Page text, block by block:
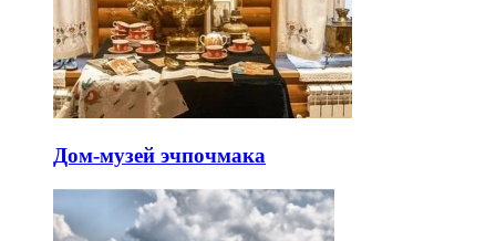
Дом-музей эчпочмака